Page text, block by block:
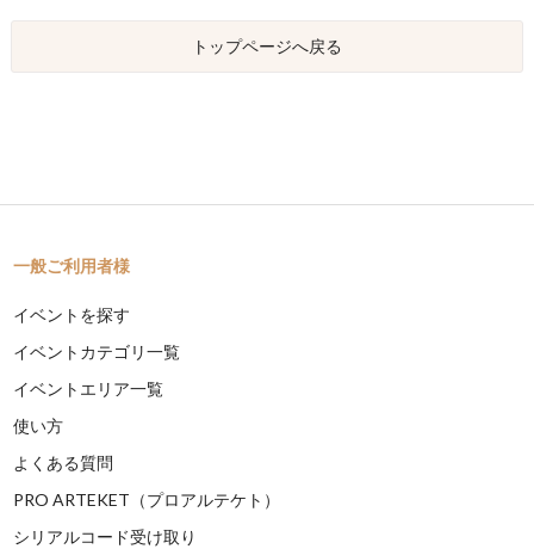
トップページへ戻る
一般ご利用者様
イベントを探す
イベントカテゴリ一覧
イベントエリア一覧
使い方
よくある質問
PRO ARTEKET（プロアルテケト）
シリアルコード受け取り